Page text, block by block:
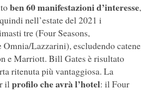
ben 60 manifestazioni d’interesse,
nell’estate del 2021 i
tre (Four Seasons,
Omnia/Lazzarini), escludendo catene
e Marriott. Bill Gates è risultato
ritenuta più vantaggiosa. La
ilprofilo che avrà l’hotel: il Four